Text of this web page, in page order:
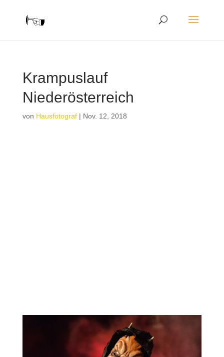
Krampuslauf
Niederösterreich
von Hausfotograf| Nov. 12, 2018